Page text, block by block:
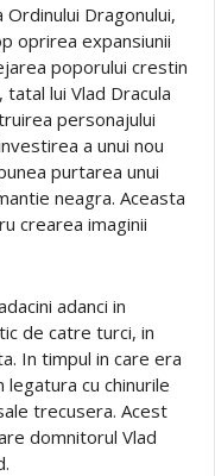
Dragonului,
oprirea expansiunii
poporului crestin
lui Vlad Dracula
personajului
a unui nou
purtarea unui
neagra. Aceasta
crearea imaginii
adanci in
de catre turci, in
In timpul in care era
cu chinurile
trecusera. Acest
domnitorul Vlad